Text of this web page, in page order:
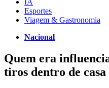
IA
Esportes
Viagem & Gastronomia
Nacional
Quem era
tiros dentro de